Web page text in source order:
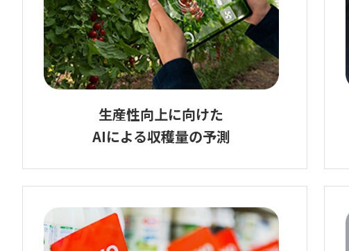
生産性向上に向けた
AIによる収穫量の予測